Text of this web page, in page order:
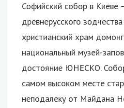
Софийский собор в Киеве
древнерусского
христианский храм
национальный музей-
достояние ЮНЕСКО.
самом высоком месте
неподалеку от Майдана